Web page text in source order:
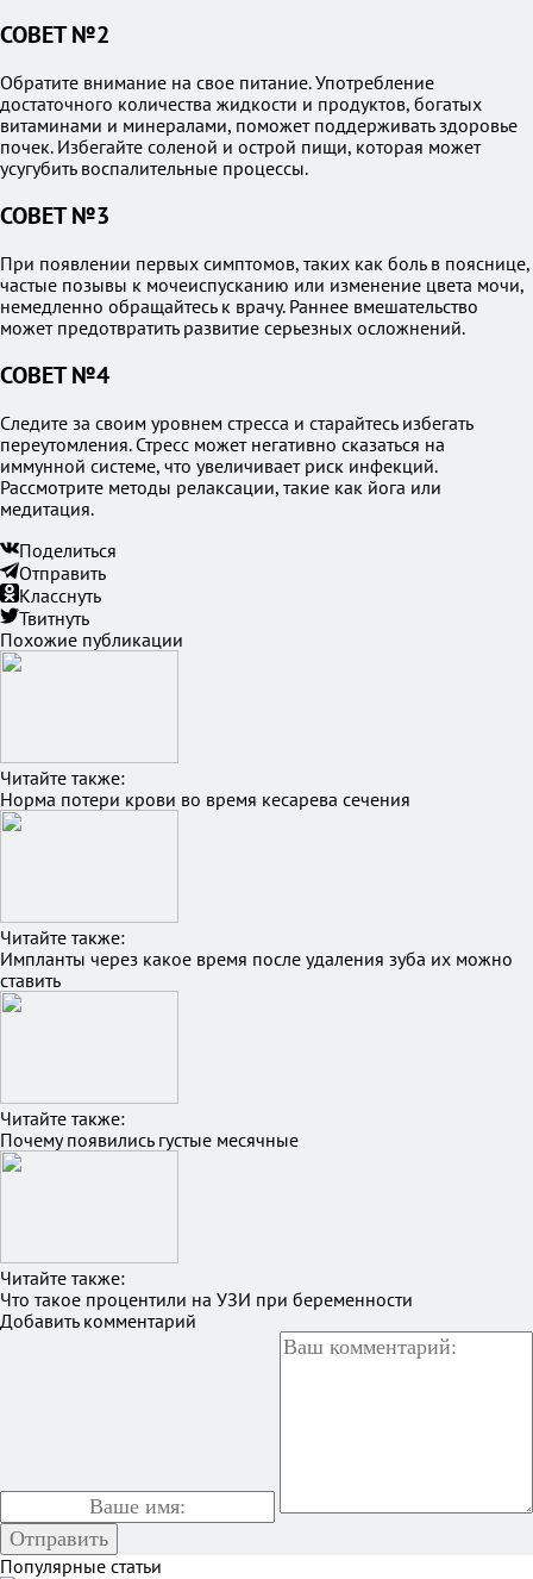
СОВЕТ №2
Обратите внимание на свое питание. Употребление
достаточного количества жидкости и продуктов, богатых
витаминами и минералами, поможет поддерживать здоровье
почек. Избегайте соленой и острой пищи, которая может
усугубить воспалительные процессы.
СОВЕТ №3
При появлении первых симптомов, таких как боль в пояснице,
частые позывы к мочеиспусканию или изменение цвета мочи,
немедленно обращайтесь к врачу. Раннее вмешательство
может предотвратить развитие серьезных осложнений.
СОВЕТ №4
Следите за своим уровнем стресса и старайтесь избегать
переутомления. Стресс может негативно сказаться на
иммунной системе, что увеличивает риск инфекций.
Рассмотрите методы релаксации, такие как йога или
медитация.
Поделиться
Отправить
Класснуть
Твитнуть
Похожие публикации
Читайте также:
Норма потери крови во время кесарева сечения
Читайте также:
Импланты через какое время после удаления зуба их можно
ставить
Читайте также:
Почему появились густые месячные
Читайте также:
Что такое процентили на УЗИ при беременности
Добавить комментарий
Популярные статьи